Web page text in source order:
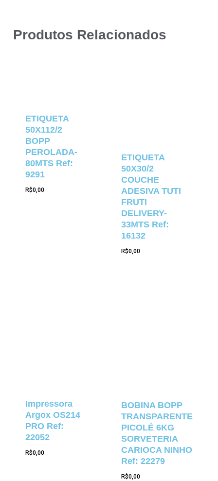
Produtos Relacionados
ETIQUETA
50X112/2
BOPP
PEROLADA-
80MTS Ref:
9291
R$0,00
ETIQUETA
50X30/2
COUCHE
ADESIVA TUTI
FRUTI
DELIVERY-
33MTS Ref:
16132
R$0,00
Impressora
Argox OS214
PRO Ref:
22052
R$0,00
BOBINA BOPP
TRANSPARENTE
PICOLÉ 6KG
SORVETERIA
CARIOCA NINHO
Ref: 22279
R$0,00